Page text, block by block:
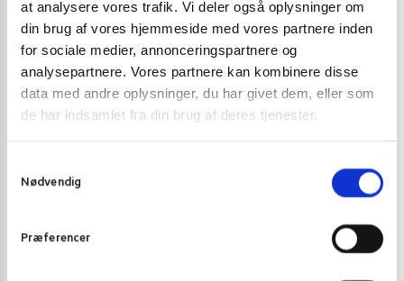
at analysere vores trafik. Vi deler også oplysninger om
din brug af vores hjemmeside med vores partnere inden
for sociale medier, annonceringspartnere og
analysepartnere. Vores partnere kan kombinere disse
data med andre oplysninger, du har givet dem, eller som
de har indsamlet fra din brug af deres tjenester.
Nødvendig
Præferencer